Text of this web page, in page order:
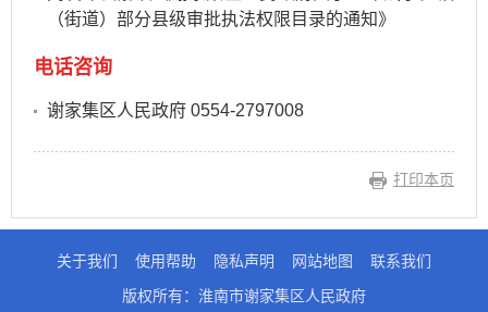
（街道）部分县级审批执法权限目录的通知》
电话咨询
谢家集区人民政府 0554-2797008
打印本页
关于我们 使用帮助 隐私声明 网站地图
联系我们
版权所有：淮南市谢家集区人民政府